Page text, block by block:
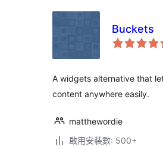
Buckets
A widgets alternative that
content anywhere easily.
matthewordie
啟用安裝數: 500+